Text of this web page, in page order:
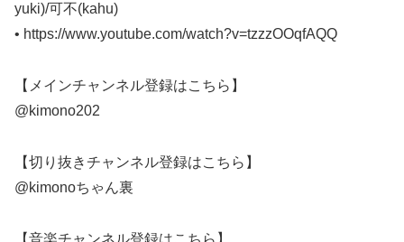
yuki)/可不(kahu)
• https://www.youtube.com/watch?v=tzzzOOqfAQQ
【メインチャンネル登録はこちら】
@kimono202
【切り抜きチャンネル登録はこちら】
@kimonoちゃん裏
【音楽チャンネル登録はこちら】